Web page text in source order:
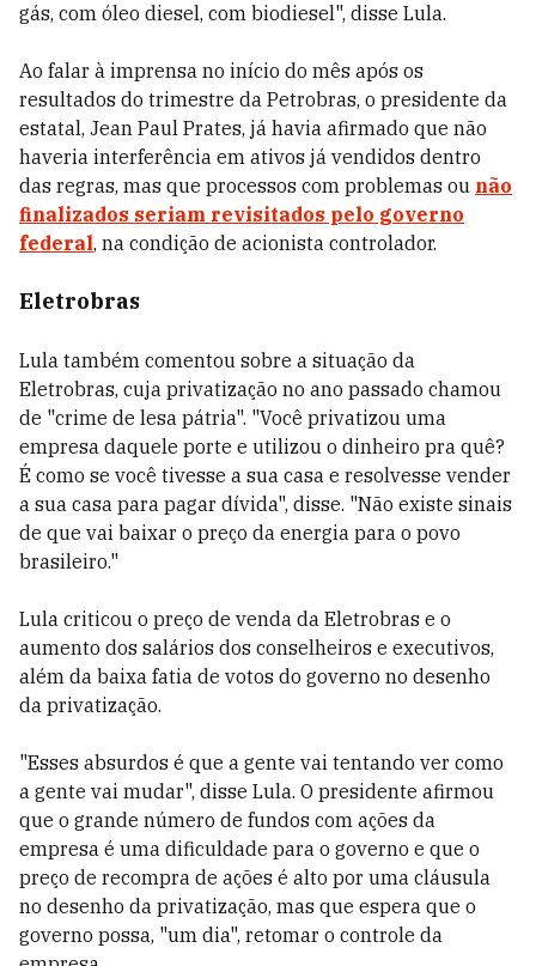
gás, com óleo diesel, com biodiesel", disse Lula.
Ao falar à imprensa no início do mês após os
resultados do trimestre da Petrobras, o presidente da
estatal, Jean Paul Prates, já havia afirmado que não
haveria interferência em ativos já vendidos dentro
das regras, mas que processos com problemas ou não
finalizados seriam revisitados pelo governo
federal, na condição de acionista controlador.
Eletrobras
Lula também comentou sobre a situação da
Eletrobras, cuja privatização no ano passado chamou
de "crime de lesa pátria". "Você privatizou uma
empresa daquele porte e utilizou o dinheiro pra quê?
É como se você tivesse a sua casa e resolvesse vender
a sua casa para pagar dívida", disse. "Não existe sinais
de que vai baixar o preço da energia para o povo
brasileiro."
Lula criticou o preço de venda da Eletrobras e o
aumento dos salários dos conselheiros e executivos,
além da baixa fatia de votos do governo no desenho
da privatização.
"Esses absurdos é que a gente vai tentando ver como
a gente vai mudar", disse Lula. O presidente afirmou
que o grande número de fundos com ações da
empresa é uma dificuldade para o governo e que o
preço de recompra de ações é alto por uma cláusula
no desenho da privatização, mas que espera que o
governo possa, "um dia", retomar o controle da